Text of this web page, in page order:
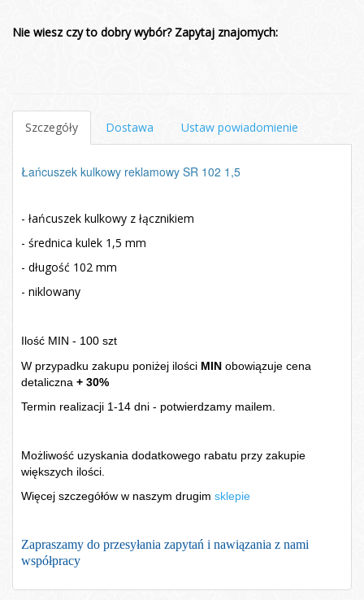
Nie wiesz czy to dobry wybór? Zapytaj znajomych:
Szczegóły Dostawa Ustaw powiadomienie
Łańcuszek kulkowy reklamowy SR 102 1,5
- łańcuszek kulkowy z łącznikiem
- średnica kulek 1,5 mm
- długość 102 mm
- niklowany
Ilość MIN - 100 szt
W przypadku zakupu poniżej ilości MIN obowiązuje cena
detaliczna + 30%
Termin realizacji 1-14 dni - potwierdzamy mailem.
Możliwość uzyskania dodatkowego rabatu przy zakupie
większych ilości.
Więcej szczegółów w naszym drugim sklepie
Zapraszamy do przesyłania zapytań i nawiązania z nami
współpracy